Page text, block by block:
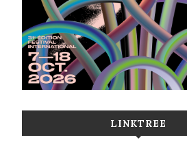
LINKTREE